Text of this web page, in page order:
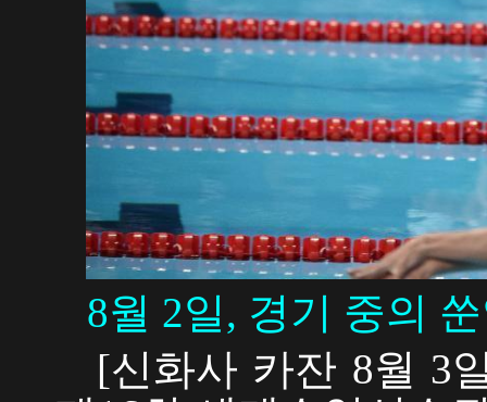
8월 2일, 경기 중의
[신화사 카잔 8월 3